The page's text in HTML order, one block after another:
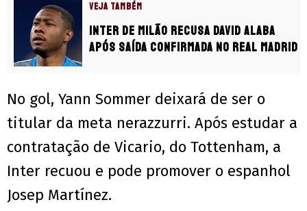
VEJA TAMBÉM
Inter de Milão recusa David Alaba
após saída confirmada no Real Madrid
No gol, Yann Sommer deixará de ser o
titular da meta nerazzurri. Após estudar a
contratação de Vicario, do Tottenham, a
Inter recuou e pode promover o espanhol
Josep Martínez.